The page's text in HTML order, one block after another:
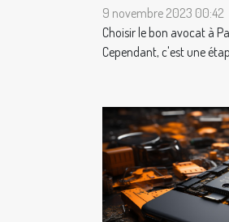
9 novembre 2023 00:42
Choisir le bon avocat à
Cependant, c'est une